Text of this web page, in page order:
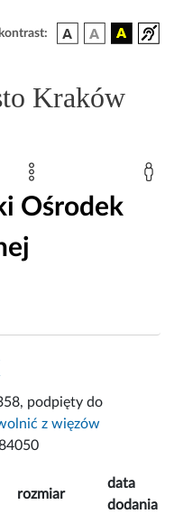
kontrast:
Kraków
Ośrodek
podpięty do
z więzów
rozmiar
data
dodania